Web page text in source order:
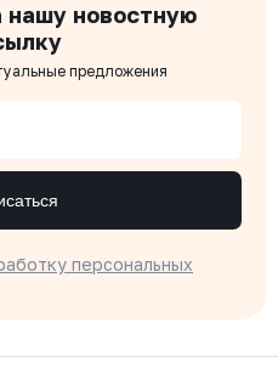
нашу новостную
предложения
персональных